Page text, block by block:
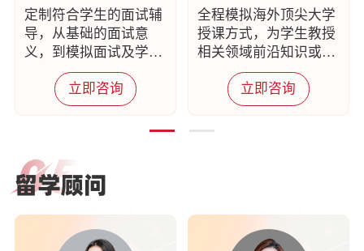
定制符合学生的面试辅
导，从基础的面试意
义，到模拟面试及学习
生活建议多方面进行辅
立即咨询
全程模拟海外顶尖大学
授课方式，为学生教授
相关领域前沿知识或研
究方法
立即咨询